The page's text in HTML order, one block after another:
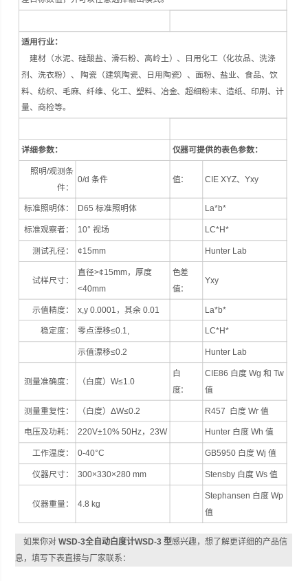
适用行业：
建材（水泥、硅酸盐、滑石粉、高岭土）、日用化工（化妆品、洗涤
剂、洗衣粉）、 陶瓷（建筑陶瓷、日用陶瓷）、面粉、盐业、食品、饮
料、纺织、毛麻、纤维、化工、塑料、冶金、超细粉末、造纸、印刷、计
量、商检等。
详细参数： 仪器可提供的表色参数：
照明/观测条
件：
0/d 条件 值： CIE XYZ、Yxy
标准照明体： D65 标准照明体 La*b*
标准观察者： 10° 视场 LC*H*
测试孔径： ¢15mm Hunter Lab
试样尺寸：
直径>¢15mm，厚度
<40mm
色差
值：
Yxy
示值精度： x,y 0.0001，其余 0.01 La*b*
稳定度： 零点漂移≤0.1, LC*H*
示值漂移≤0.2 Hunter Lab
测量准确度： （白度）W≤1.0
白
度：
CIE86 白度 Wg 和 Tw
值
测量重复性： （白度）ΔW≤0.2 R457 白度 Wr 值
电压及功耗： 220V±10% 50Hz，23W Hunter 白度 Wh 值
工作温度： 0-40°C GB5950 白度 Wj 值
仪器尺寸： 300×330×280 mm Stensby 白度 Ws 值
仪器重量： 4.8 kg
Stephansen 白度 Wp
值
如果你对WSD-3全自动白度计WSD-3 型感兴趣，想了解更详细的产品信
息，填写下表直接与厂家联系：